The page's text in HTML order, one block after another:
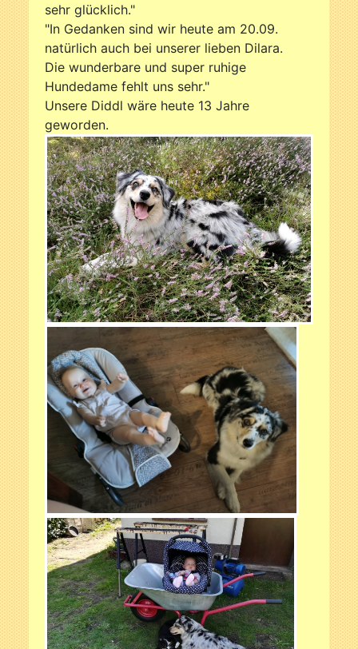
sehr glücklich."
"In Gedanken sind wir heute am 20.09.
natürlich auch bei unserer lieben Dilara.
Die wunderbare und super ruhige
Hundedame fehlt uns sehr."
Unsere Diddl wäre heute 13 Jahre
geworden.